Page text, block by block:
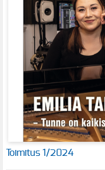
Toimitus 1/2024